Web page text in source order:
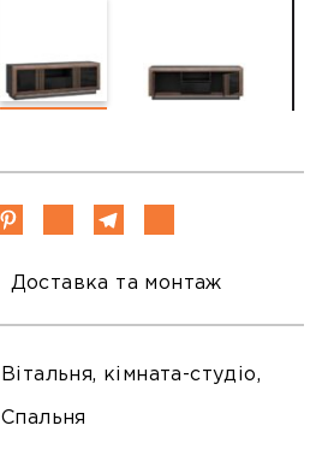
Доставка та монтаж
Вітальня, кімната-студіо,
Спальня